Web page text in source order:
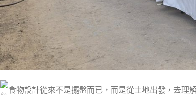
食物設計從來不是擺盤而已，而是從土地出發，去理